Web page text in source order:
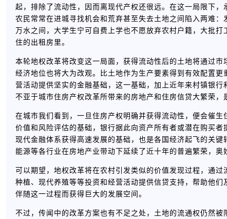
起，排除了流动性，因而离现代产权还很远。在这一局限下
农民常常在进城寻找机会和荒弃甚至失去土地之间陷入两难
万水之间，大学生宁可自费上学也不愿放弃农村户籍，大批
住的出租房里。
本轮地权改革将改变这一局面，获得流动性后的土地将通过
经济地位也将大为改观。比土地作为生产要素得到有效配置
营活动提供坚实的金融基础，这一基础，加上近年来村镇银
不亚于城市住房产权改革所带来的房地产和住房信贷大繁荣，
在城市我们看到，一旦住房产权明确并获得流动性，便会催
价值和风险评估的基础，银行据此向资产所有者或潜在购买
现代金融体系获得高速发展的基础，也是各国经济起飞的关
能源等各行业在房地产业带动下延续了近十年的普遍繁荣，奥
可以期望，地权改革将在农村引发类似的价值发现过程，通
种植、现代养殖等等投资和经营活动提供信贷支持，帮助他
伴随这一过程而获得巨大的发展空间。
不过，传闻中的改革方案也有不足之处，土地的流通权仍然